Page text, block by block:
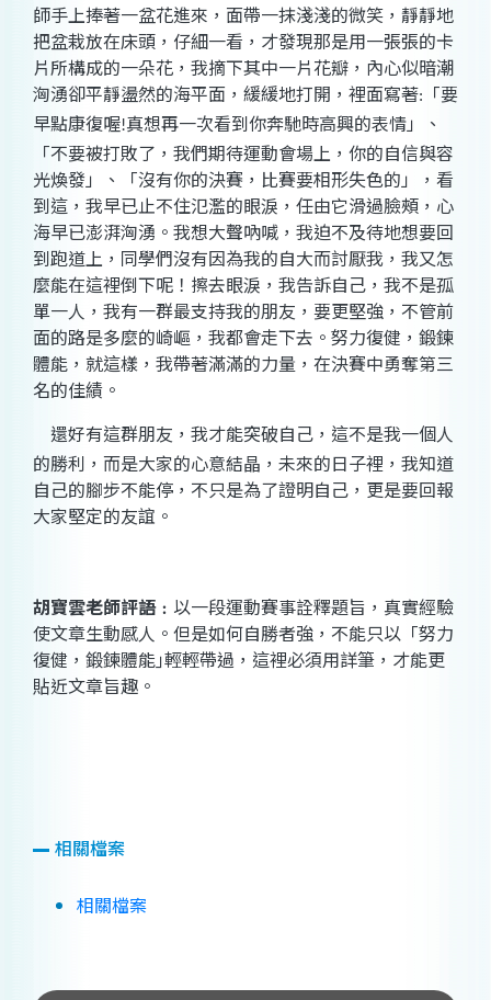
師手上捧著一盆花進來，面帶一抹淺淺的微笑，靜靜地
把盆栽放在床頭，仔細一看，才發現那是用一張張的卡
片所構成的一朵花，我摘下其中一片花瓣，內心似暗潮
洶湧卻平靜盪然的海平面，緩緩地打開，裡面寫著:
「要
早點康復喔!真想再一次看到你奔馳時高興的表情」、
「不要被打敗了，我們期待運動會場上，你的自信與容
光煥發」、「沒有你的決賽，比賽要相形失色的」，看
到這，我早已止不住氾濫的眼淚，任由它滑過臉頰，心
海早已澎湃洶湧。我想大聲吶喊，我迫不及待地想要回
到跑道上，同學們沒有因為我的自大而討厭我，我又怎
麼能在這裡倒下呢！擦去眼淚，我告訴自己，我不是孤
單一人，我有一群最支持我的朋友，要更堅強，不管前
面的路是多麼的崎嶇，我都會走下去。努力復健，鍛鍊
體能，就這樣，我帶著滿滿的力量，在決賽中勇奪第三
名的佳績。
還好有這群朋友，我才能突破自己，這不是我一個人
的勝利，而是大家的心意結晶，未來的日子裡，我知道
自己的腳步不能停，不只是為了證明自己，更是要回報
大家堅定的友誼。
胡寶雲老師評語﹕ 以一段運動賽事詮釋題旨，真實經驗
使文章生動感人。但是如何自勝者強，不能只以 「努力
復健，鍛鍊體能｣輕輕帶過，這裡必須用詳筆，才能更
貼近文章旨趣。
相關檔案
相關檔案